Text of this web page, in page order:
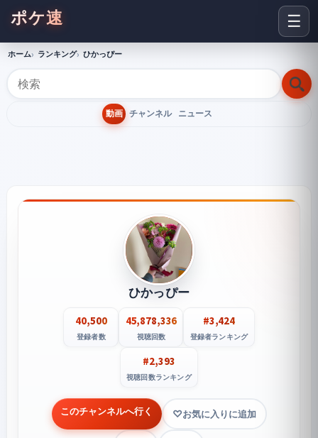
☰
ポケ速
ホーム ランキング ひかっぴー
動画 チャンネル ニュース
ひかっぴー
40,500
登録者数
45,878,336
視聴回数
#3,424
登録者ランキング
#2,393
視聴回数ランキング
このチャンネルへ行く お気に入りに追加